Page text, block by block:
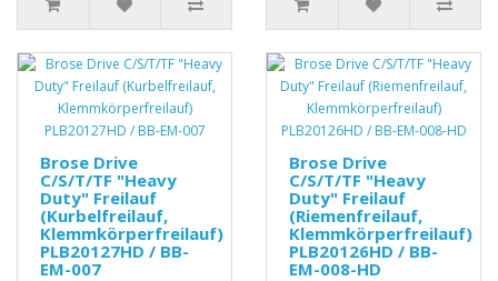
Brose Drive
C/S/T/TF "Heavy
Duty" Freilauf
(Kurbelfreilauf,
Klemmkörperfreilauf)
PLB20127HD / BB-
EM-007
Brose Drive
C/S/T/TF "Heavy
Duty" Freilauf
(Riemenfreilauf,
Klemmkörperfreilauf)
PLB20126HD / BB-
EM-008-HD